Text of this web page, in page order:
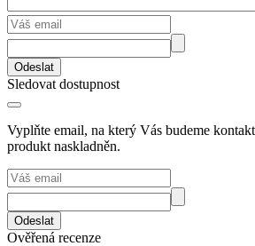
Odeslat
Sledovat dostupnost
Vyplňte email, na který Vás budeme
produkt naskladněn.
Odeslat
Ověřená recenze